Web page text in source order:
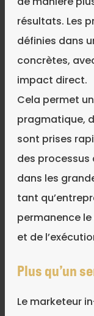
résultats. Les
définies dans
concrètes,
impact direct.
Cela permet
pragmatique,
sont prises
des processus
dans les
tant
permanence
et de
Plus qu’un
Le marketeur